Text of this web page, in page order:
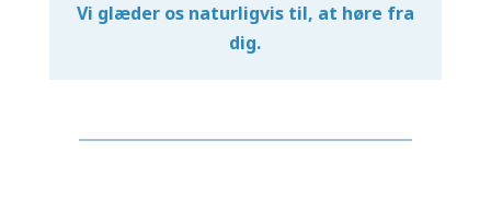
Vi glæder os naturligvis til, at høre fra
dig.